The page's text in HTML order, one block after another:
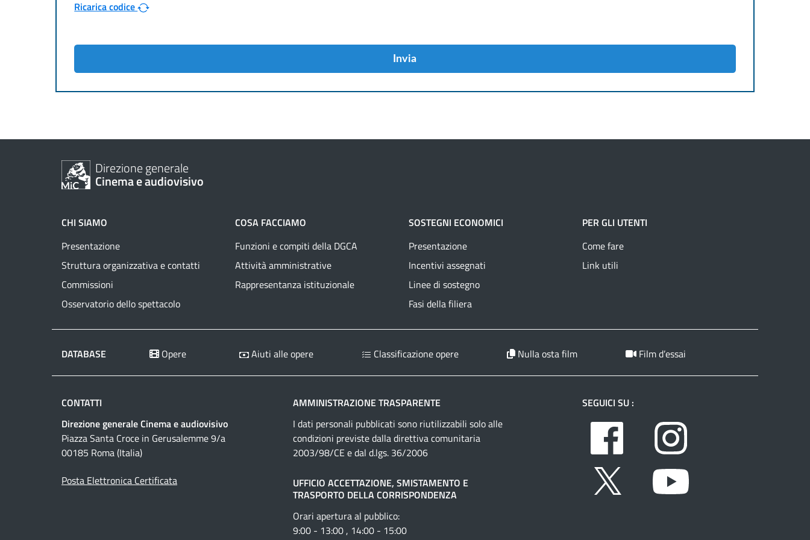
Ricarica codice
Invia
Direzione generale
Cinema e audiovisivo
CHI SIAMO
Presentazione
Struttura organizzativa e contatti
Commissioni
Osservatorio dello spettacolo
COSA FACCIAMO
Funzioni e compiti della DGCA
Attività amministrative
Rappresentanza istituzionale
SOSTEGNI ECONOMICI
Presentazione
Incentivi assegnati
Linee di sostegno
Fasi della filiera
PER GLI UTENTI
Come fare
Link utili
DATABASE Opere Aiuti alle opere Classificazione opere Nulla osta film Film d’essai
CONTATTI
Direzione generale Cinema e audiovisivo
Piazza Santa Croce in Gerusalemme 9/a
00185 Roma (Italia)
Posta Elettronica Certificata
AMMINISTRAZIONE TRASPARENTE
I dati personali pubblicati sono riutilizzabili solo alle
condizioni previste dalla direttiva comunitaria
2003/98/CE e dal d.lgs. 36/2006
UFFICIO ACCETTAZIONE, SMISTAMENTO E
TRASPORTO DELLA CORRISPONDENZA
Orari apertura al pubblico:
9:00 - 13:00 , 14:00 - 15:00
SEGUICI SU :
Facebook
Twitter